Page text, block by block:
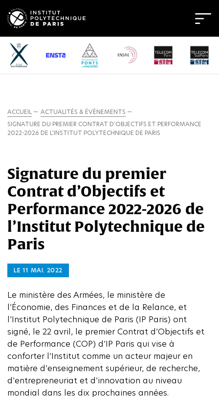
ACCUEIL
ACTUALITÉS & ÉVÈNEMENTS
SIGNATURE DU PREMIER CONTRAT D’OBJECTIFS ET PERFORMANCE
2022-2026 DE L’INSTITUT POLYTECHNIQUE DE PARIS
Signature du premier
Contrat d’Objectifs et
Performance 2022-2026 de
l’Institut Polytechnique de
Paris
LE 11 MAI. 2022
Le ministère des Armées, le ministère de
l’Économie, des Finances et de la Relance, et
l’Institut Polytechnique de Paris (IP Paris) ont
signé, le 22 avril, le premier Contrat d’Objectifs et
de Performance (COP) d’IP Paris qui vise à
conforter l’Institut comme un acteur majeur en
matière d’enseignement supérieur, de recherche,
d’entrepreneuriat et d’innovation au niveau
mondial dans les dix prochaines années.